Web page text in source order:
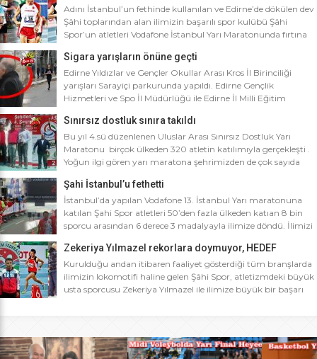
Adını İstanbul’un fethinde kullanılan ve Edirne’de dökülen dev
Şâhi toplarından alan ilimizin başarılı spor kulübü Şâhi
Spor’un atletleri Vodafone İstanbul Yarı Maratonunda fırtına
Vodafone İstanbul Yarı Maratonu’na ilimizden Şâhi Spor 5
sporcusuyla katıldı. Vodafone İstanbul Yarı Maratonu 10 bin
metre yarışına toplamda 4 bin […]
Sigara yarışların önüne geçti
Edirne Yıldızlar ve Gençler Okullar Arası Kros İl Birinciliği
yarışları Sarayiçi parkurunda yapıldı. Edirne Gençlik
Hizmetleri ve Spo İl Müdürlüğü ile Edirne İl Milli Eğitim
Birinciliği yarışları Sarayiçi parkurunda yapıldı. Oldukça soğuk
ve yağmurlu bir havada düzenlenen yarışlara katılımın
yoğun olması atletizm adına sevindirici bulunurken Atletizm
Federasyonu İl […]
Sınırsız dostluk sınıra takıldı
Bu yıl 4.sü düzenlenen Uluslar Arası Sınırsız Dostluk Yarı
Maratonu birçok ülkeden 320 atletin katılımıyla gerçekleşti .
Yoğun ilgi gören yarı maratona şehrimizden de çok sayıda
Ali Soydan tarafından yeni kurulmasına rağmen bir çok
branşta başarıdan başarıya koşan Edirne Al Kan Spor Kulübü
de […]
Şahi İstanbul’u fethetti
İstanbul’da yapılan Vodafone 13. İstanbul Yarı maratonuna
katılan Şahi Spor atletleri 50’den fazla ülkeden katıan 8 bin
sporcu arasından 6 derece 3 madalyayla ilimize döndü. İlimizi
spor, başarılarına bir yensini ekledi. İstanbul’da yapılan ve
50’yi aşkın ülkeden 8 bin sporcunun katıldığı Vodafone 13.
İstanbul Yarı Maratonuna katılan […]
Zekeriya Yılmazel rekorlara doymuyor, HEDEF
OLİMPİYAT ŞAMPİYONLUĞU
Kurulduğu andan itibaren faaliyet gösterdiği tüm branşlarda
ilimizin lokomotifi haline gelen Şâhi Spor, atletizmdeki büyük
usta sporcusu Zekeriya Yılmazel ile ilimize büyük bir başarı
başarılarına yenilerini ekledi. İstanbul Ataköy’de 11-12 Mart
2017 tarihlerinde düzenlenen Masterlar […]